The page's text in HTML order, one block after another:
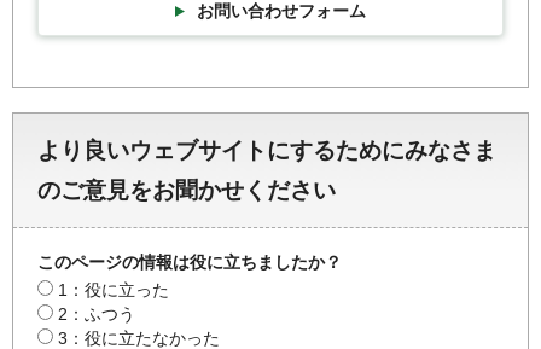
お問い合わせフォーム
より良いウェブサイトにするためにみなさま
のご意見をお聞かせください
このページの情報は役に立ちましたか？
1：役に立った
2：ふつう
3：役に立たなかった